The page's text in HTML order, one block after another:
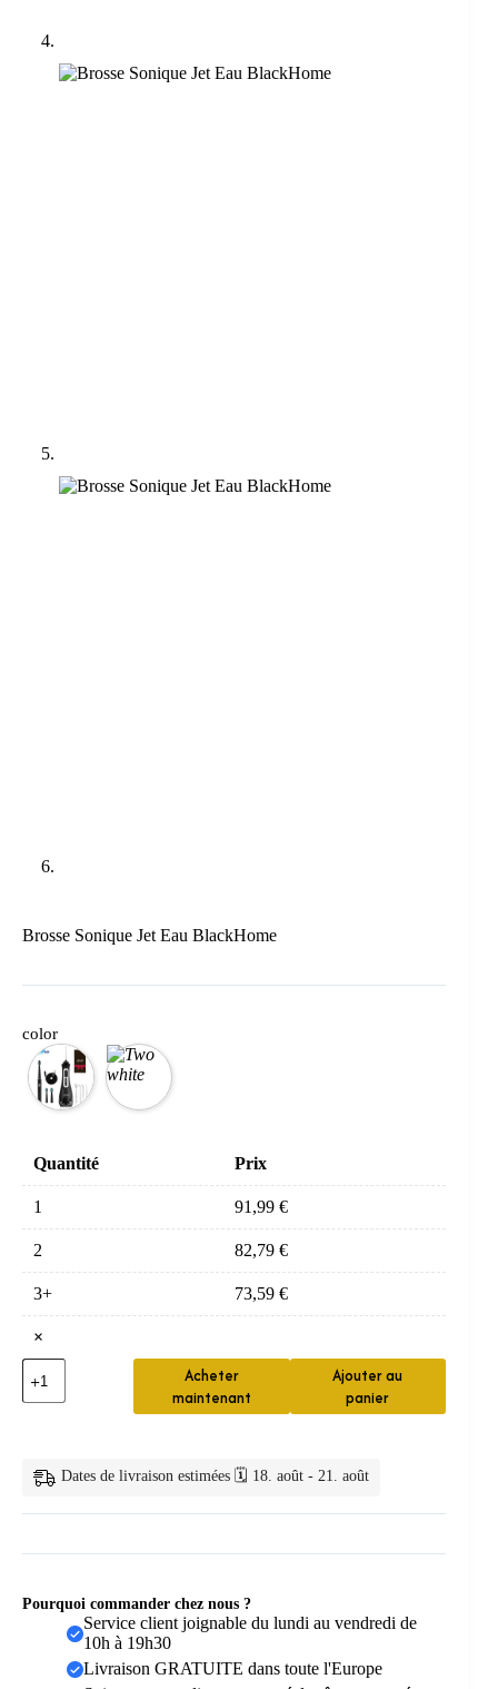
Brosse Sonique Jet Eau BlackHome
color
Quantité Prix
1 91,99 €
2 82,79 €
3+ 73,59 €
×
quantité
de
Brosse
BlackHome
Acheter
maintenant
Ajouter au
panier
Dates de livraison estimées 🗓️ 18. août - 21. août
Pourquoi commander chez nous ?
Service client joignable du lundi au vendredi de
10h à 19h30
Livraison GRATUITE dans toute l'Europe